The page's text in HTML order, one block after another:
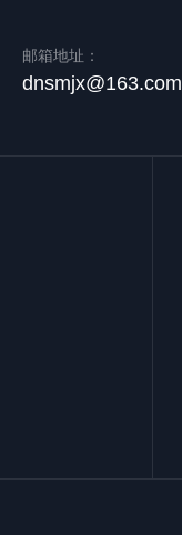
邮箱地址：
dnsmjx@163.com